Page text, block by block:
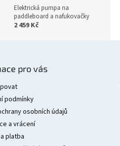
Elektrická pumpa na
paddleboard a nafukovačky
2 459 Kč
pro vás
podmínky
osobních údajů
a vrácení
platba